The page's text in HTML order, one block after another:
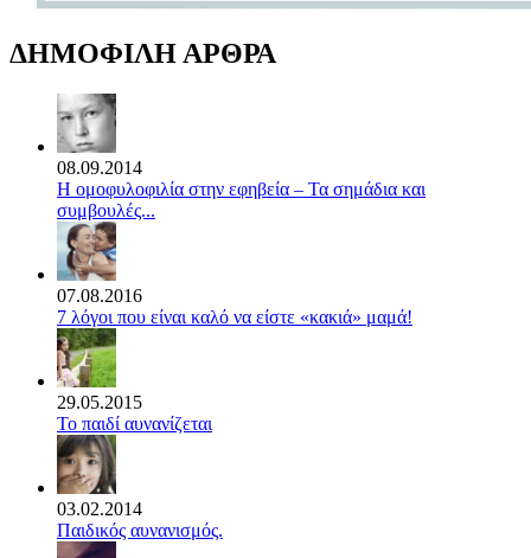
ΔΗΜΟΦΙΛΗ ΑΡΘΡΑ
08.09.2014
Η ομοφυλοφιλία στην εφηβεία – Τα σημάδια και
συμβουλές...
07.08.2016
7 λόγοι που είναι καλό να είστε «κακιά» μαμά!
29.05.2015
Το παιδί αυνανίζεται
03.02.2014
Παιδικός αυνανισμός.